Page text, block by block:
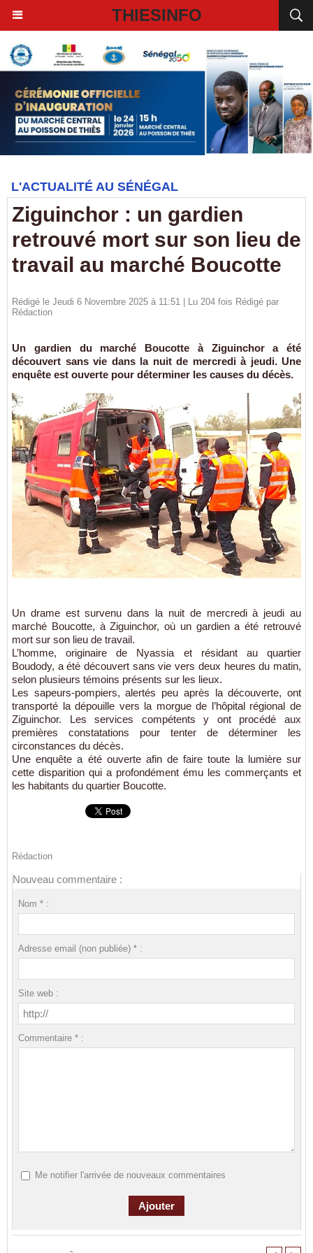
THIESINFO
L'ACTUALITÉ AU SÉNÉGAL
Ziguinchor : un gardien
retrouvé mort sur son lieu de
travail au marché Boucotte
Rédigé le Jeudi 6 Novembre 2025 à 11:51 | Lu 204 fois Rédigé par
Rédaction
Un gardien du marché Boucotte à Ziguinchor a été
découvert sans vie dans la nuit de mercredi à jeudi. Une
enquête est ouverte pour déterminer les causes du décès.
Un drame est survenu dans la nuit de mercredi à jeudi au
marché Boucotte, à Ziguinchor, où un gardien a été retrouvé
mort sur son lieu de travail.
L’homme, originaire de Nyassia et résidant au quartier
Boudody, a été découvert sans vie vers deux heures du matin,
selon plusieurs témoins présents sur les lieux.
Les sapeurs-pompiers, alertés peu après la découverte, ont
transporté la dépouille vers la morgue de l’hôpital régional de
Ziguinchor. Les services compétents y ont procédé aux
premières constatations pour tenter de déterminer les
circonstances du décès.
Une enquête a été ouverte afin de faire toute la lumière sur
cette disparition qui a profondément ému les commerçants et
les habitants du quartier Boucotte.
Rédaction
Nouveau commentaire :
Nom * :
Adresse email (non publiée) * :
Site web :
Commentaire * :
Me notifier l'arrivée de nouveaux commentaires